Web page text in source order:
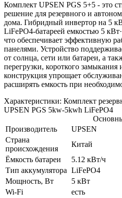
Комплект UPSEN PGS 5+5 - это
решение для резервного и
дома. Гибридный инвертор на 5
LiFePO4-батареей емкостью 5
что обеспечивает эффективную
панелями. Устройство
от солнца, сети или батареи, а
перегрузки, короткого замыкания
конструкция упрощает
расширять емкость при
Характеристики: Комплект
UPSEN PGS 5kw-5kwh LiFePO4
Производитель
UPSEN
Страна
происхождения
Китай
Ёмкость батареи
5.12 кВт/ч
Тип аккумулятора LiFePO4
Мощность, Вт
5 кВт
Wi-Fi
есть